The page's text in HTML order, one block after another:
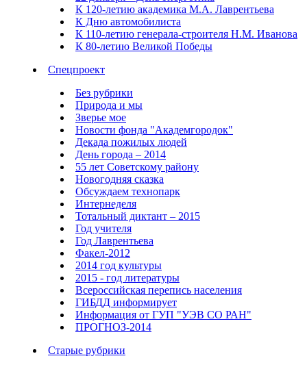
К 120-летию академика М.А. Лаврентьева
К Дню автомобилиста
К 110-летию генерала-строителя Н.М. Иванова
К 80-летию Великой Победы
Спецпроект
Без рубрики
Природа и мы
Зверье мое
Новости фонда "Академгородок"
Декада пожилых людей
День города – 2014
55 лет Советскому району
Новогодняя сказка
Обсуждаем технопарк
Интернеделя
Тотальный диктант – 2015
Год учителя
Год Лаврентьева
Факел-2012
2014 год культуры
2015 - год литературы
Всероссийская перепись населения
ГИБДД информирует
Информация от ГУП "УЭВ СО РАН"
ПРОГНОЗ-2014
Старые рубрики